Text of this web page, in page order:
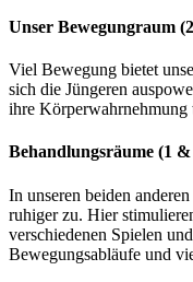
Unser Bewegungraum
Viel Bewegung bietet
sich die Jüngeren
ihre Körperwahrnehmung
Behandlungsräume (1 &
In unseren beiden
ruhiger zu. Hier
verschiedenen Spielen
Bewegungsabläufe und